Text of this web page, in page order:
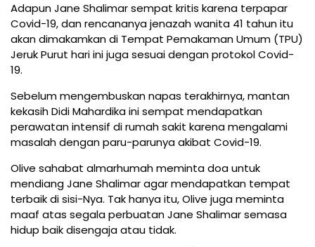
Adapun Jane Shalimar sempat kritis karena terpapar
Covid-19, dan rencananya jenazah wanita 41 tahun itu
akan dimakamkan di Tempat Pemakaman Umum (TPU)
Jeruk Purut hari ini juga sesuai dengan protokol Covid-
19.
Sebelum mengembuskan napas terakhirnya, mantan
kekasih Didi Mahardika ini sempat mendapatkan
perawatan intensif di rumah sakit karena mengalami
masalah dengan paru-parunya akibat Covid-19.
Olive sahabat almarhumah meminta doa untuk
mendiang Jane Shalimar agar mendapatkan tempat
terbaik di sisi-Nya. Tak hanya itu, Olive juga meminta
maaf atas segala perbuatan Jane Shalimar semasa
hidup baik disengaja atau tidak.